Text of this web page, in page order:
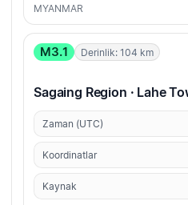
MYANMAR
M3.1 Derinlik: 104 km
Sagaing Region · Lahe
Zaman (UTC)
Koordinatlar
Kaynak